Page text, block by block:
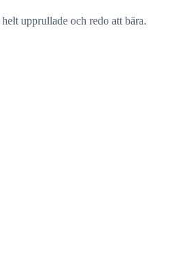
upprullade och redo att bära.